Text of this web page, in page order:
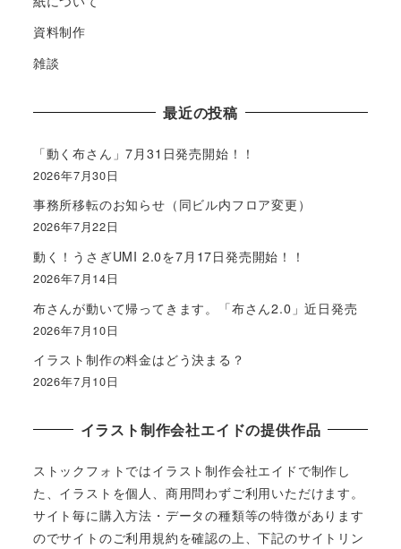
資料制作
雑談
最近の投稿
「動く布さん」7月31日発売開始！！
2026年7月30日
事務所移転のお知らせ（同ビル内フロア変更）
2026年7月22日
動く！うさぎUMI 2.0を7月17日発売開始！！
2026年7月14日
布さんが動いて帰ってきます。「布さん2.0」近日発売
2026年7月10日
イラスト制作の料金はどう決まる？
2026年7月10日
イラスト制作会社エイドの提供作品
ストックフォトではイラスト制作会社エイドで制作し
た、イラストを個人、商用問わずご利用いただけます。
サイト毎に購入方法・データの種類等の特徴があります
のでサイトのご利用規約を確認の上、下記のサイトリン